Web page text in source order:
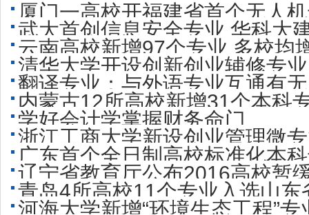
厦门一高校开福建省首个无人
武大首创信息安全专业 华科大
云南高校新增97个专业 多校均
清华大学开设创新创业辅修专业
翻译专业：与外语专业互通有无
内蒙古12所高校新增31个本科
学好会计学掌握财务命门
浙江工商大学新设创业管理微
广东首个全日制高校标准化本
辽宁省教育厅公布2016高校暂
青岛4所高校11个专业入选山东
河海大学新增“环境生态工程”专